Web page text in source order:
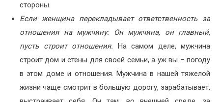
стороны.
Если женщина перекладывает ответственность за
отношения на мужчину: Он мужчина, он главный,
пусть строит отношения.
На самом деле, мужчина
строит дом и стены для своей семьи, а уж вы – погоду
в этом доме и отношения. Мужчина в нашей тяжелой
жизни чаще смотрит в большую дорогу, зарабатывает,